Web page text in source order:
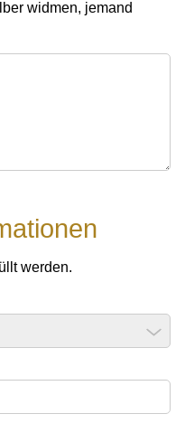
widmen, jemand
werden.